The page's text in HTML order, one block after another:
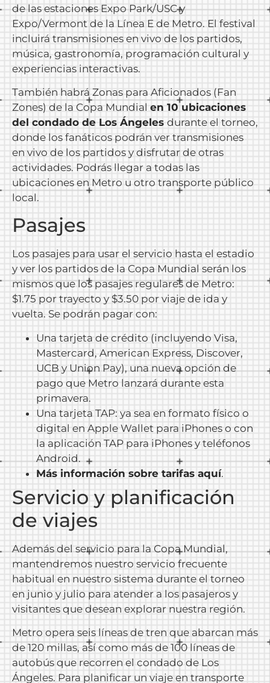
de las estaciones Expo Park/USC y
Expo/Vermont de la Línea E de Metro. El festival
incluirá transmisiones en vivo de los partidos,
música, gastronomía, programación cultural y
experiencias interactivas.
También habrá Zonas para Aficionados (Fan
Zones) de la Copa Mundial en 10 ubicaciones
del condado de Los Ángeles durante el torneo,
donde los fanáticos podrán ver transmisiones
en vivo de los partidos y disfrutar de otras
actividades. Podrás llegar a todas las
ubicaciones en Metro u otro transporte público
local.
Pasajes
Los pasajes para usar el servicio hasta el estadio
y ver los partidos de la Copa Mundial serán los
mismos que los pasajes regulares de Metro:
$1.75 por trayecto y $3.50 por viaje de ida y
vuelta. Se podrán pagar con:
Una tarjeta de crédito (incluyendo Visa,
Mastercard, American Express, Discover,
UCB y Union Pay), una nueva opción de
pago que Metro lanzará durante esta
primavera.
Una tarjeta TAP: ya sea en formato físico o
digital en Apple Wallet para iPhones o con
la aplicación TAP para iPhones y teléfonos
Android.
Más información sobre tarifas aquí.
Servicio y planificación
de viajes
Además del servicio para la Copa Mundial,
mantendremos nuestro servicio frecuente
habitual en nuestro sistema durante el torneo
en junio y julio para atender a los pasajeros y
visitantes que desean explorar nuestra región.
Metro opera seis líneas de tren que abarcan más
de 120 millas, así como más de 100 líneas de
autobús que recorren el condado de Los
Ángeles. Para planificar un viaje en transporte